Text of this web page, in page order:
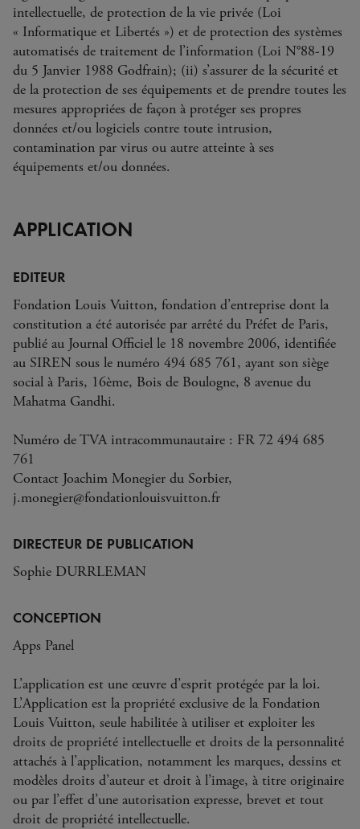
intellectuelle, de protection de la vie privée (Loi
« Informatique et Libertés ») et de protection des systèmes
automatisés de traitement de l’information (Loi N°88-19
du 5 Janvier 1988 Godfrain); (ii) s’assurer de la sécurité et
de la protection de ses équipements et de prendre toutes les
mesures appropriées de façon à protéger ses propres
données et/ou logiciels contre toute intrusion,
contamination par virus ou autre atteinte à ses
équipements et/ou données.
APPLICATION
EDITEUR
Fondation Louis Vuitton, fondation d’entreprise dont la
constitution a été autorisée par arrêté du Préfet de Paris,
publié au Journal Officiel le 18 novembre 2006, identifiée
au SIREN sous le numéro 494 685 761, ayant son siège
social à Paris, 16ème, Bois de Boulogne, 8 avenue du
Mahatma Gandhi.
Numéro de TVA intracommunautaire : FR 72 494 685
761
Contact Joachim Monegier du Sorbier,
j.monegier@fondationlouisvuitton.fr
DIRECTEUR DE PUBLICATION
Sophie DURRLEMAN
CONCEPTION
Apps Panel
L’application est une œuvre d’esprit protégée par la loi.
L’Application est la propriété exclusive de la Fondation
Louis Vuitton, seule habilitée à utiliser et exploiter les
droits de propriété intellectuelle et droits de la personnalité
attachés à l’application, notamment les marques, dessins et
modèles droits d’auteur et droit à l’image, à titre originaire
ou par l’effet d’une autorisation expresse, brevet et tout
droit de propriété intellectuelle.